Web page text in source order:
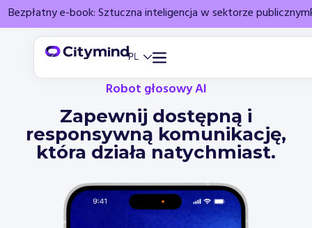
Bezpłatny e-book: Sztuczna inteligencja w sektorze publicznym
Robot głosowy AI
Zapewnij dostępną i
responsywną komunikację,
która działa natychmiast.